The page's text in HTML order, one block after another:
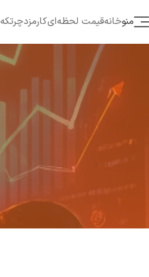
چرتکهکارمزدقیمت لحظه‌ایخانهمنو